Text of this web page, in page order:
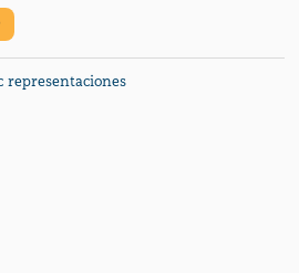
representaciones